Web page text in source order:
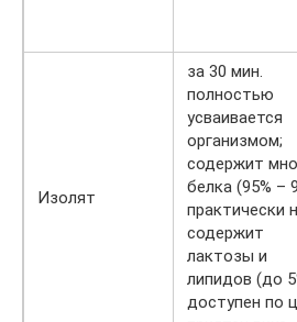
Изолят
за 30 мин.
полностью
усваивается
организмом;
содержит
белка (95% –
практически
содержит
лактозы и
липидов (до
доступен по